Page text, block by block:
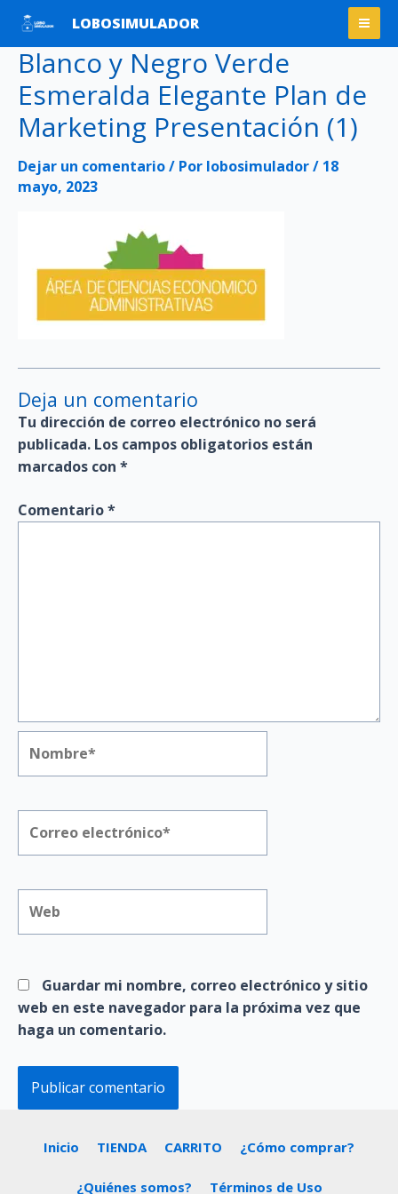
contenido
LOBOSIMULADOR
Blanco y Negro Verde
Esmeralda Elegante Plan de
Marketing Presentación (1)
Dejar un comentario/ Por lobosimulador/ 18
mayo, 2023
Deja un comentario
Tu dirección de correo electrónico no será
publicada. Los campos obligatorios están
marcados con *
Comentario*
electrónico*
Guardar mi nombre, correo electrónico y sitio
web en este navegador para la próxima vez que
haga un comentario.
Inicio TIENDA CARRITO ¿Cómo comprar?
¿Quiénes somos? Términos de Uso